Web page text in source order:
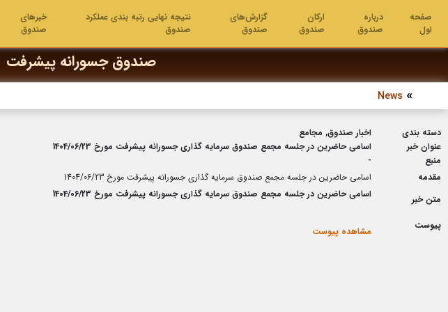
صفحه
اول
درباره
صندوق
ارکان
صندوق
گزارش‌های
صندوق
نتیجه نهایی رتبه بندی عملکرد
صندوق
خبرهای
صندوق
صندوق جسورانه پیشرفت
News
دسته بندی
اخبار صندوق, مجامع
عنوان خبر
اسامی حاضرین در جلسه مجمع صندوق سرمایه گذاری جسورانه پیشرفت مورخ 1404/06/23
منبع
-
مقدمه
اسامی حاضرین در جلسه مجمع صندوق سرمایه گذاری جسورانه پیشرفت مورخ 1404/06/23
متن خبر
اسامی حاضرین در جلسه مجمع صندوق سرمایه گذاری جسورانه پیشرفت مورخ 1404/06/23
پیوست مشاهده پیوست